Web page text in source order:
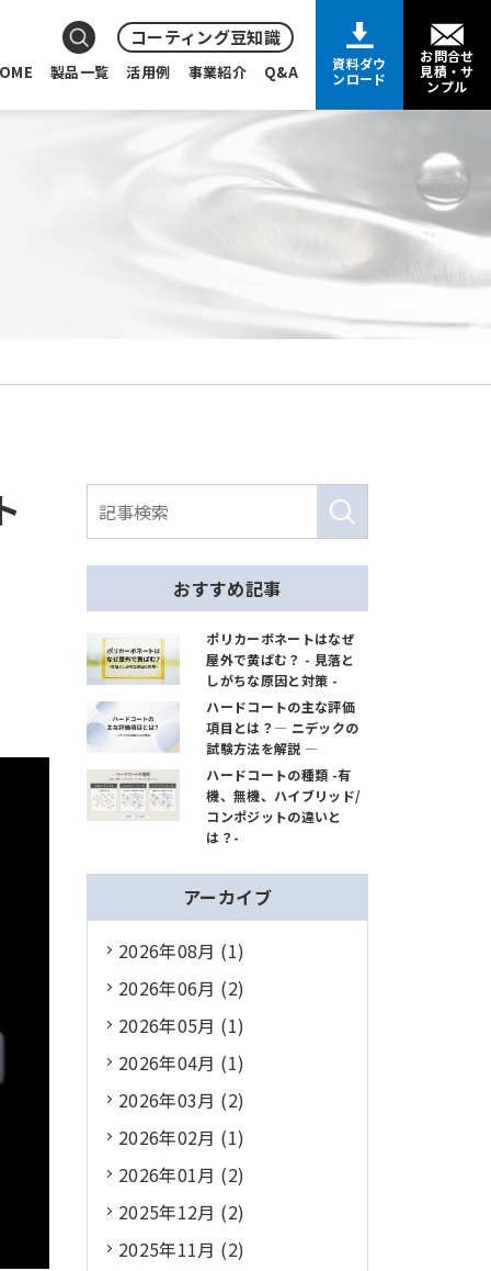
コーティング豆知識
製品一覧 活用例 事業紹介 Q&A
資料ダウ
ンロード
お問合せ
見積・サ
ンプル
おすすめ記事
ポリカーボネートはなぜ
屋外で黄ばむ？ - 見落と
しがちな原因と対策 -
ハードコートの主な評価
項目とは？― ニデックの
試験方法を解説 ―
ハードコートの種類 -有
機、無機、ハイブリッド/
コンポジットの違いと
は？-
アーカイブ
2026年08月 (1)
2026年06月 (2)
2026年05月 (1)
2026年04月 (1)
2026年03月 (2)
2026年02月 (1)
2026年01月 (2)
2025年12月 (2)
2025年11月 (2)